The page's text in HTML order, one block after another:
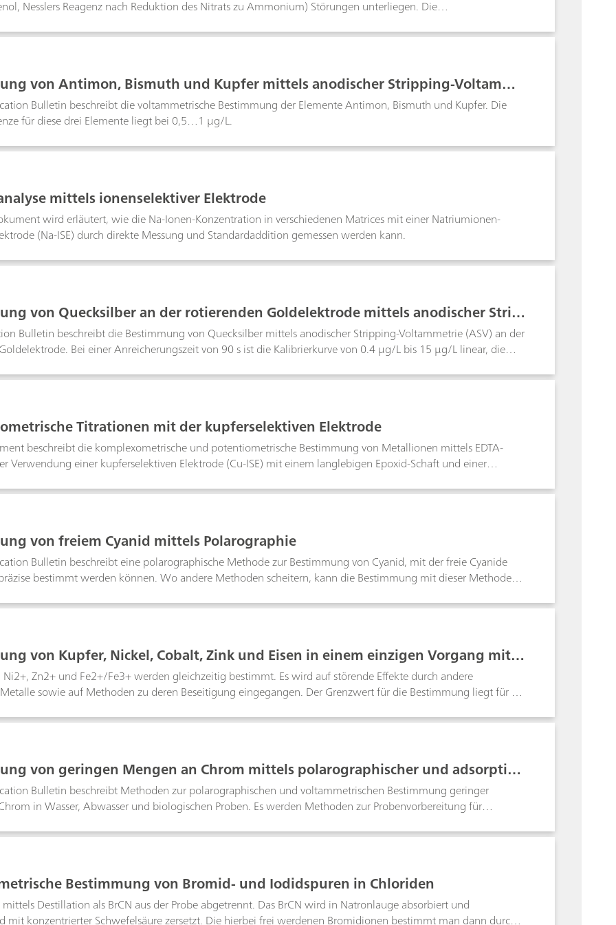
Nesslers Reagenz nach Reduktion des Nitrats zu Ammonium) Störungen unterliegen. Die
grösserer Mengen Chlorid oder organischer Verbindungen mit Carboxylgruppen. Mit der polarographischen
damit genaue Resultate erhalten werden. Die Bestimmungsgrenze ist matrixabhängig und beträgt ca. 1
von Antimon, Bismuth und Kupfer mittels anodischer Stripping-Voltamme
Bulletin beschreibt die voltammetrische Bestimmung der Elemente Antimon, Bismuth und Kupfer. Die
für diese drei Elemente liegt bei 0,5…1 µg/L.
mittels ionenselektiver Elektrode
wird erläutert, wie die Na-Ionen-Konzentration in verschiedenen Matrices mit einer Natriumionen-
(Na-ISE) durch direkte Messung und Standardaddition gemessen werden kann.
von Quecksilber an der rotierenden Goldelektrode mittels anodischer Strip
Bulletin beschreibt die Bestimmung von Quecksilber mittels anodischer Stripping-Voltammetrie (ASV) an der
Bei einer Anreicherungszeit von 90 s ist die Kalibrierkurve von 0.4 μg/L bis 15 μg/L linear, die
Aufschluss ist dieQuecksilberbestimmung auch in Proben mit hohem Anteil an organischen
Titrationen mit der kupferselektiven Elektrode
beschreibt die komplexometrische und potentiometrische Bestimmung von Metallionen mittels EDTA-
Verwendung einer kupferselektiven Elektrode (Cu-ISE) mit einem langlebigen Epoxid-Schaft und einer
in die Probe eingebracht werden. Das Verfahren, das sowohl für die Direkt- als auch für die Rücktitration
in verschiedenen Matrizen.
von freiem Cyanid mittels Polarographie
Bulletin beschreibt eine polarographische Methode zur Bestimmung von Cyanid, mit der freie Cyanide
bestimmt werden können. Wo andere Methoden scheitern, kann die Bestimmung mit dieser Methode
dar. Störende Effekte durch Anionen und komplexe Cyanide wurden bereits untersucht.
von Kupfer, Nickel, Cobalt, Zink und Eisen in einem einzigen Vorgang mitte
Ni2+, Zn2+ und Fe2+/Fe3+ werden gleichzeitig bestimmt. Es wird auf störende Effekte durch andere
sowie auf Methoden zu deren Beseitigung eingegangen. Der Grenzwert für die Bestimmung liegt für Co
von geringen Mengen an Chrom mittels polarographischer und adsorptive
Voltammetrie nach Aufschluss
Bulletin beschreibt Methoden zur polarographischen und voltammetrischen Bestimmung geringer
in Wasser, Abwasser und biologischen Proben. Es werden Methoden zur Probenvorbereitung für
Bestimmung von Bromid- und Iodidspuren in Chloriden
Destillation als BrCN aus der Probe abgetrennt. Das BrCN wird in Natronlauge absorbiert und
mit konzentrierter Schwefelsäure zersetzt. Die hierbei frei werdenen Bromidionen bestimmt man dann durch